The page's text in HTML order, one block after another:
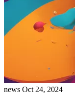
news Oct 24, 2024